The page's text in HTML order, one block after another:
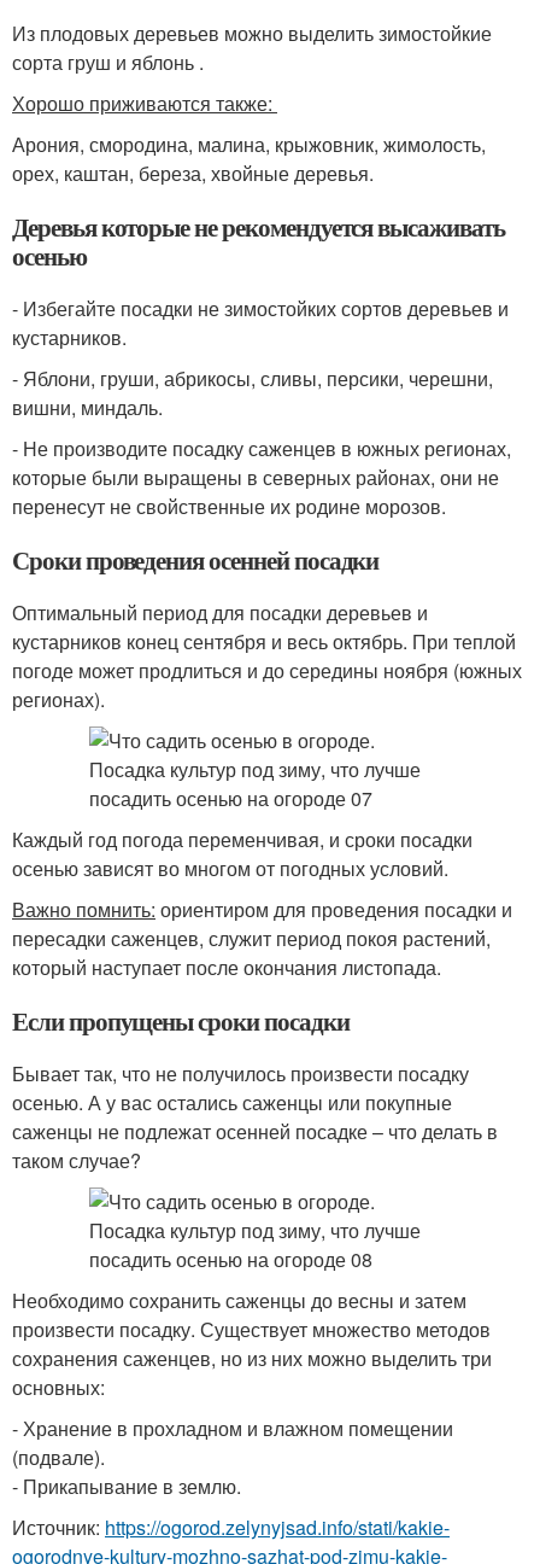
Из плодовых деревьев можно выделить зимостойкие
сорта груш и яблонь .
Хорошо приживаются также:
Арония, смородина, малина, крыжовник, жимолость,
орех, каштан, береза, хвойные деревья.
Деревья которые не рекомендуется высаживать
осенью
- Избегайте посадки не зимостойких сортов деревьев и
кустарников.
- Яблони, груши, абрикосы, сливы, персики, черешни,
вишни, миндаль.
- Не производите посадку саженцев в южных регионах,
которые были выращены в северных районах, они не
перенесут не свойственные их родине морозов.
Сроки проведения осенней посадки
Оптимальный период для посадки деревьев и
кустарников конец сентября и весь октябрь. При теплой
погоде может продлиться и до середины ноября (южных
регионах).
Каждый год погода переменчивая, и сроки посадки
осенью зависят во многом от погодных условий.
Важно помнить: ориентиром для проведения посадки и
пересадки саженцев, служит период покоя растений,
который наступает после окончания листопада.
Если пропущены сроки посадки
Бывает так, что не получилось произвести посадку
осенью. А у вас остались саженцы или покупные
саженцы не подлежат осенней посадке – что делать в
таком случае?
Необходимо сохранить саженцы до весны и затем
произвести посадку. Существует множество методов
сохранения саженцев, но из них можно выделить три
основных:
- Хранение в прохладном и влажном помещении
(подвале).
- Прикапывание в землю.
Источник: https://ogorod.zelynyjsad.info/stati/kakie-
ogorodnye-kultury-mozhno-sazhat-pod-zimu-kakie-